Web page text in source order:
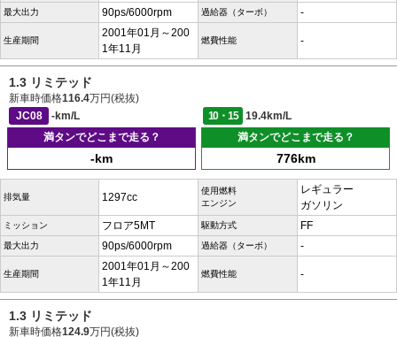
最大出力 90ps/6000rpm 過給器（ターボ） -
生産期間
2001年01月～200
1年11月
燃費性能 -
1.3 リミテッド
新車時価格116.4万円(税抜)
JC08
-km/L 10・15
19.4km/L
満タンでどこまで走る？
-km
満タンでどこまで走る？
776km
排気量 1297cc
使用燃料
エンジン
レギュラー
ガソリン
ミッション フロア5MT 駆動方式 FF
最大出力 90ps/6000rpm 過給器（ターボ） -
生産期間
2001年01月～200
1年11月
燃費性能 -
1.3 リミテッド
新車時価格124.9万円(税抜)